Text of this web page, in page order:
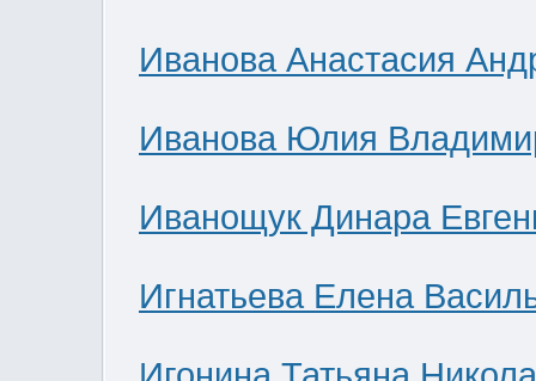
Иванова Анастасия
Иванова Юлия
Иванощук Динара
Игнатьева Елена